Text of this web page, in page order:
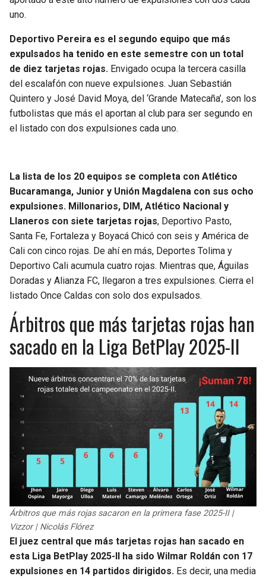
uno.
Deportivo Pereira es el segundo equipo que más
expulsados ha tenido en este semestre con un total
de diez tarjetas rojas. Envigado ocupa la tercera casilla
del escalafón con nueve expulsiones. Juan Sebastián
Quintero y José David Moya, del ‘Grande Matecaña’, son los
futbolistas que más el aportan al club para ser segundo en
el listado con dos expulsiones cada uno.
La lista de los 20 equipos se completa con Atlético
Bucaramanga, Junior y Unión Magdalena con sus ocho
expulsiones. Millonarios, DIM, Atlético Nacional y
Llaneros con siete tarjetas rojas, Deportivo Pasto,
Santa Fe, Fortaleza y Boyacá Chicó con seis y América de
Cali con cinco rojas. De ahí en más, Deportes Tolima y
Deportivo Cali acumula cuatro rojas. Mientras que, Águilas
Doradas y Alianza FC, llegaron a tres expulsiones. Cierra el
listado Once Caldas con solo dos expulsados.
Árbitros que más tarjetas rojas han
sacado en la Liga BetPlay 2025-II
Árbitros que más rojas sacaron en la primera fase 2025-II |
Vizzor | Nicolás Flórez
El juez central que más tarjetas rojas han sacado en
esta Liga BetPlay 2025-II ha sido Wilmar Roldán con 17
expulsiones en 14 partidos dirigidos. Es decir, una media